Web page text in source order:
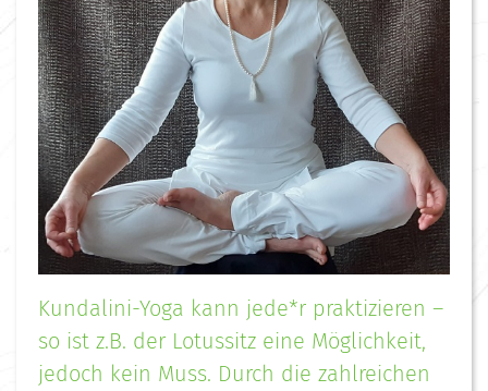
Kundalini-Yoga kann jede*r praktizieren –
so ist z.B. der Lotussitz eine Möglichkeit,
jedoch kein Muss. Durch die zahlreichen